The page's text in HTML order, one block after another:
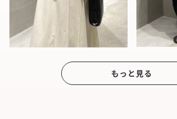
もっと見る